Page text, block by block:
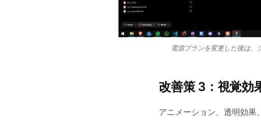
電源プランを変更した後は、
改善策 3：視覚効
アニメーション、透明効果